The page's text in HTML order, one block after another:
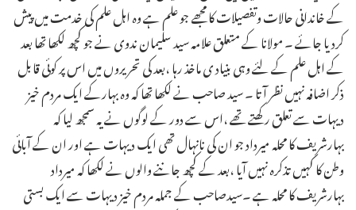
کے خاندانی حالات وتفصیلات کا مجھے جو علم ہے وہ اہل علم کی خدمت میں پیش
کردیا جائے ۔ مولانا کے متعلق علامہ سید سلیمان ندوی نے جو کچھ لکھا تھا بعد
کے اہل علم کے لئے وہی بنیاد ی ماخذ رہا ،بعد کی تحریروں میں اس پر کوئی قابل
ذکر اضافہ نہیں نظر آتا ۔ سید صاحب نے لکھا تھا کہ وہ بہارکے ایک مردم خیز
دیہات سے تعلق رکھتے تھے ،اس سے دور کے لوگوں نے یہ سمجھ لیا کہ
بہارشریف کا محلہ میرداد جو ان کی نانہال تھی ایک دیہات ہے اور ان کے آبائی
وطن کا کہیں تذکرہ نہیں آیا ،بعد کے کچھ جاننے والوں نے لکھا کہ میرداد
بہارشریف کا محلہ ہے ۔سیدصاحب کے جملہ مردم خیز دیہات سے ایک بستی